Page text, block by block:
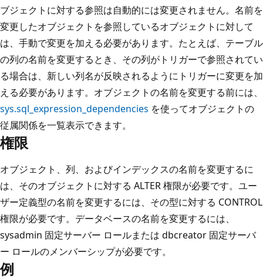
ブジェクトに対する参照は自動的には変更されません。名前を
変更したオブジェクトを参照しているオブジェクトに対して
は、手動で変更を加える必要があります。たとえば、テーブル
の列の名前を変更するとき、その列がトリガーで参照されてい
る場合は、新しい列名が反映されるようにトリガーに変更を加
える必要があります。オブジェクトの名前を変更する前には、
sys.sql_expression_dependencies を使ってオブジェクトの
従属関係を一覧表示できます。
権限
オブジェクト、列、およびインデックスの名前を変更するに
は、そのオブジェクトに対する ALTER 権限が必要です。ユー
ザー定義型の名前を変更するには、その型に対する CONTROL
権限が必要です。データベースの名前を変更するには、
sysadmin 固定サーバー ロールまたは dbcreator 固定サーバ
ー ロールのメンバーシップが必要です。
例